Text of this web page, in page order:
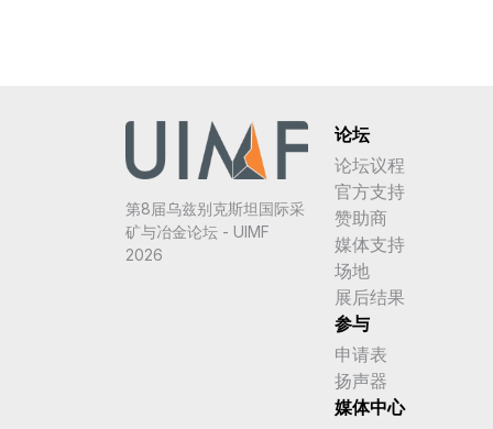
第8届乌兹别克斯坦国际采
矿与冶金论坛 - UIMF
2026
论坛
论坛议程
官方支持
赞助商
媒体支持
场地
展后结果
参与
申请表
扬声器
媒体中心